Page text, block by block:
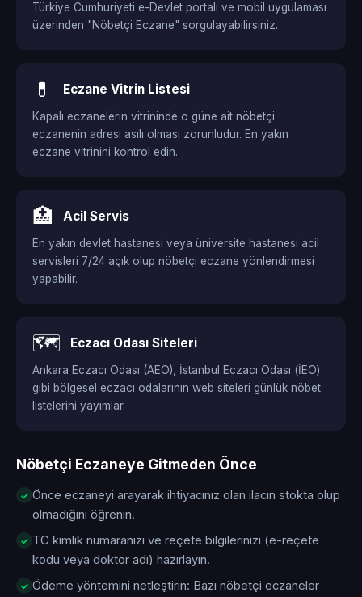
Türkiye Cumhuriyeti e-Devlet portalı ve mobil uygulaması
üzerinden "Nöbetçi Eczane" sorgulayabilirsiniz.
💊 Eczane Vitrin Listesi
Kapalı eczanelerin vitrininde o güne ait nöbetçi
eczanenin adresi asılı olması zorunludur. En yakın
eczane vitrinini kontrol edin.
🏥 Acil Servis
En yakın devlet hastanesi veya üniversite hastanesi acil
servisleri 7/24 açık olup nöbetçi eczane yönlendirmesi
yapabilir.
🗺️ Eczacı Odası Siteleri
Ankara Eczacı Odası (AEO), İstanbul Eczacı Odası (İEO)
gibi bölgesel eczacı odalarının web siteleri günlük nöbet
listelerini yayımlar.
Nöbetçi Eczaneye Gitmeden Önce
Önce eczaneyi arayarak ihtiyacınız olan ilacın stokta olup
olmadığını öğrenin.
TC kimlik numaranızı ve reçete bilgilerinizi (e-reçete
kodu veya doktor adı) hazırlayın.
Ödeme yöntemini netleştirin: Bazı nöbetçi eczaneler